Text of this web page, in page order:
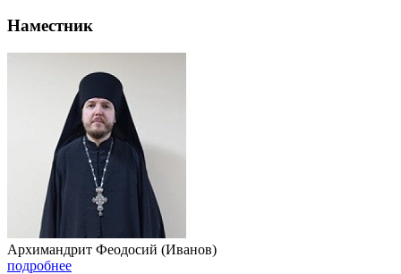
Наместник
Архимандрит Феодосий (Иванов)
подробнее